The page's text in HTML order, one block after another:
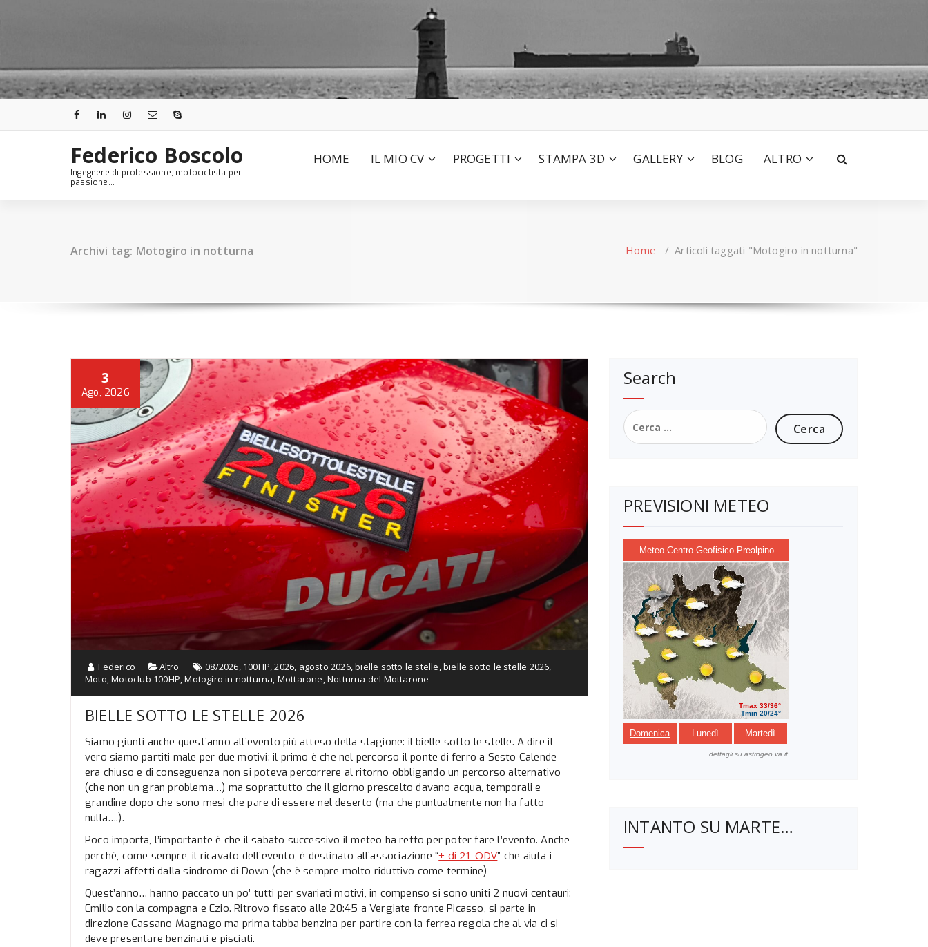
Federico Boscolo
Ingegnere di professione, motociclista per
passione...
HOME IL MIO CV PROGETTI STAMPA 3D GALLERY BLOG ALTRO
Archivi tag: Motogiro in notturna Home /Articoli taggati "Motogiro in notturna"
3
Ago, 2026
Federico Altro 08/2026, 100HP,2026, agosto 2026,bielle sotto le stelle,bielle sotto le stelle 2026,
Moto,Motoclub 100HP,Motogiro in notturna, Mottarone,Notturna del Mottarone
BIELLE SOTTO LE STELLE 2026
Siamo giunti anche quest’anno all’evento più atteso della stagione: il bielle sotto le stelle. A dire il
vero siamo partiti male per due motivi: il primo è che nel percorso il ponte di ferro a Sesto Calende
era chiuso e di conseguenza non si poteva percorrere al ritorno obbligando un percorso alternativo
(che non un gran problema…) ma soprattutto che il giorno prescelto davano acqua, temporali e
grandine dopo che sono mesi che pare di essere nel deserto (ma che puntualmente non ha fatto
nulla….).
Poco importa, l’importante è che il sabato successivo il meteo ha retto per poter fare l’evento. Anche
perchè, come sempre, il ricavato dell’evento, è destinato all’associazione “+ di 21 ODV” che aiuta i
ragazzi affetti dalla sindrome di Down (che è sempre molto riduttivo come termine)
Quest’anno… hanno paccato un po’ tutti per svariati motivi, in compenso si sono uniti 2 nuovi centauri:
Emilio con la compagna e Ezio. Ritrovo fissato alle 20:45 a Vergiate fronte Picasso, si parte in
direzione Cassano Magnago ma prima tabba benzina per partire con la ferrea regola che al via ci si
deve presentare benzinati e pisciati.
Search
Ricerca
per:
PREVISIONI METEO
INTANTO SU MARTE…